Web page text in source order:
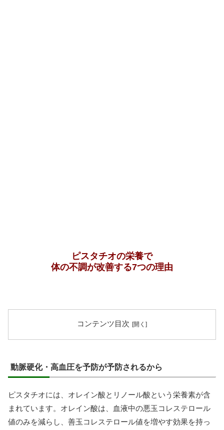
ピスタチオの栄養で
体の不調が改善する7つの理由
コンテンツ目次
動脈硬化・高血圧を予防が予防されるから
ピスタチオには、オレイン酸とリノール酸という栄養素が含
まれています。オレイン酸は、血液中の悪玉コレステロール
値のみを減らし、善玉コレステロール値を増やす効果を持っ